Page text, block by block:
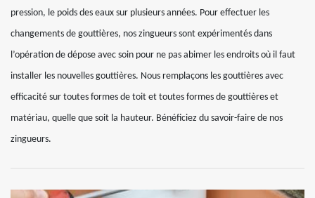
pression, le poids des eaux sur plusieurs années. Pour effectuer les
changements de gouttières, nos zingueurs sont expérimentés dans
l’opération de dépose avec soin pour ne pas abimer les endroits où il faut
installer les nouvelles gouttières. Nous remplaçons les gouttières avec
efficacité sur toutes formes de toit et toutes formes de gouttières et
matériau, quelle que soit la hauteur. Bénéficiez du savoir-faire de nos
zingueurs.